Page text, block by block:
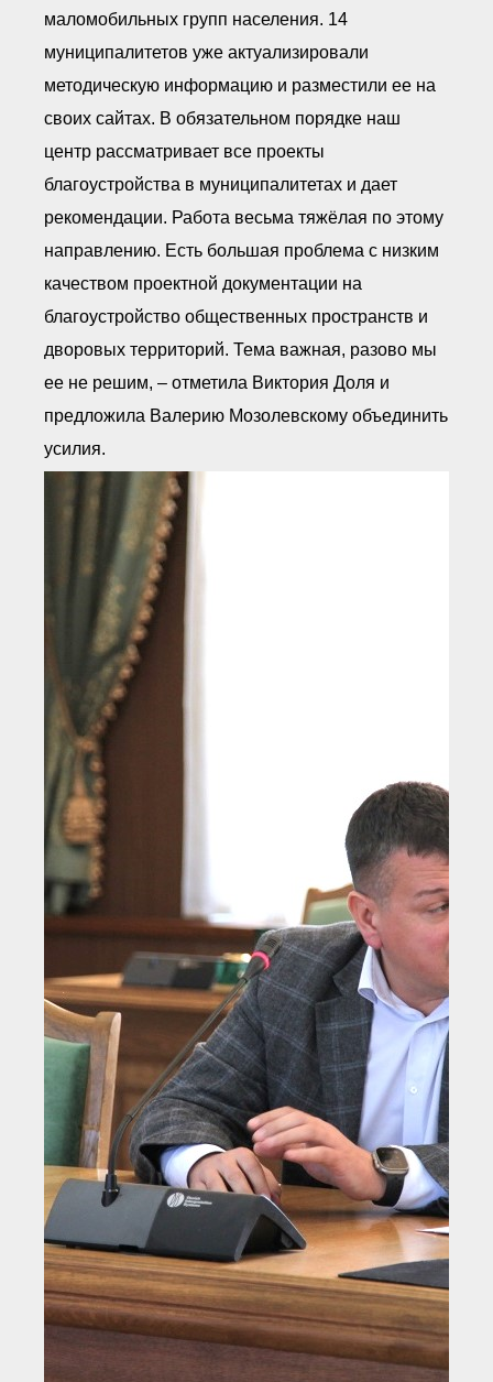
маломобильных групп населения. 14
муниципалитетов уже актуализировали
методическую информацию и разместили ее на
своих сайтах. В обязательном порядке наш
центр рассматривает все проекты
благоустройства в муниципалитетах и дает
рекомендации. Работа весьма тяжёлая по этому
направлению. Есть большая проблема с низким
качеством проектной документации на
благоустройство общественных пространств и
дворовых территорий. Тема важная, разово мы
ее не решим, – отметила Виктория Доля и
предложила Валерию Мозолевскому объединить
усилия.